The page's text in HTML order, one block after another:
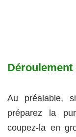
Déroulement
Au préalable,
préparez la
coupez-la en